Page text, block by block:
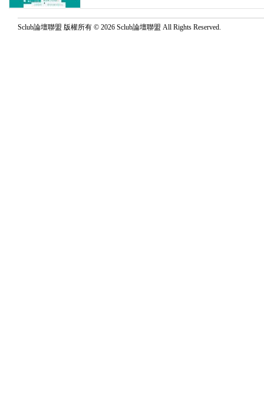
Sclub論壇聯盟 版權所有 © 2026 Sclub論壇聯盟 All Rights Reserved.